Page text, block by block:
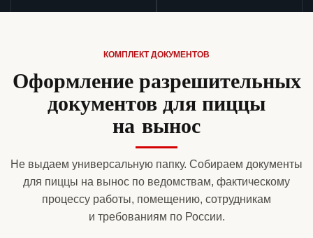
КОМПЛЕКТ ДОКУМЕНТОВ
Оформление разрешительных
документов для пиццы
на вынос
Не выдаем универсальную папку. Собираем документы
для пиццы на вынос по ведомствам, фактическому
процессу работы, помещению, сотрудникам
и требованиям по России.